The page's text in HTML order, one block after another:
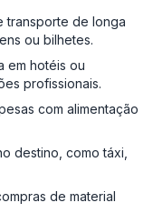
transporte de longa
ou bilhetes.
em hotéis ou
profissionais.
com alimentação
destino, como táxi,
de material